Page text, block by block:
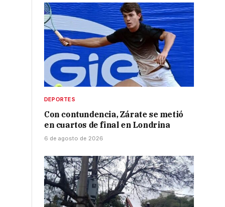
DEPORTES
Con contundencia, Zárate se metió
en cuartos de final en Londrina
6 de agosto de 2026